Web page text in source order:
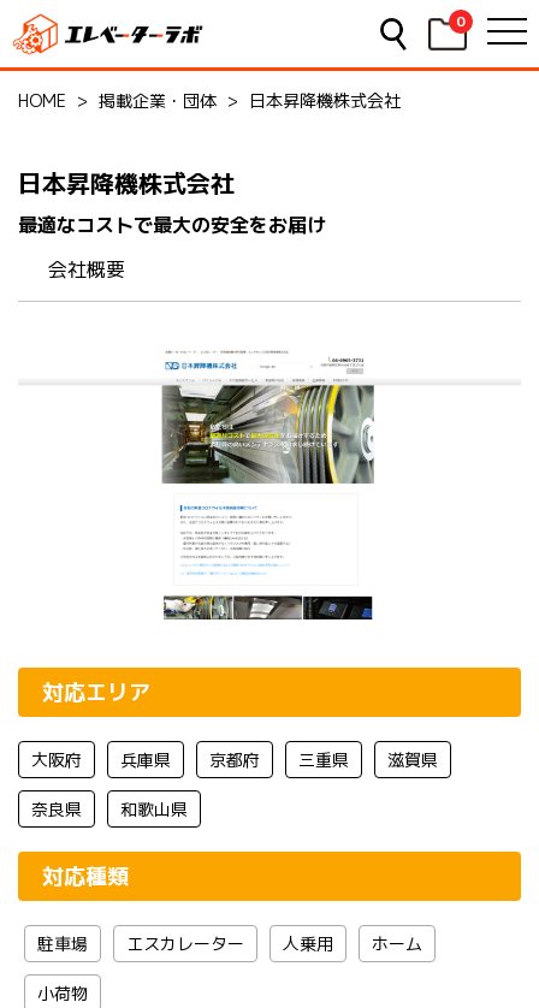
0
HOME > 掲載企業・団体 > 日本昇降機株式会社
日本昇降機株式会社
最適なコストで最大の安全をお届け
会社概要
対応エリア
大阪府 兵庫県 京都府 三重県 滋賀県
奈良県 和歌山県
対応種類
駐車場 エスカレーター 人乗用 ホーム
小荷物